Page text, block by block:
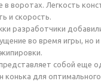
воротах. Легкость
и скорость.
разработчики
во время игры, но
собой еще
конька для